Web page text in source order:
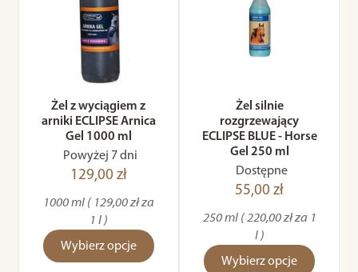
Żel z wyciągiem z
arniki ECLIPSE Arnica
Gel 1000 ml
Powyżej 7 dni
129,00 zł
1000 ml ( 129,00 zł za
1 l )
Wybierz opcje
Żel silnie
rozgrzewający
ECLIPSE BLUE - Horse
Gel 250 ml
Dostępne
55,00 zł
250 ml ( 220,00 zł za 1
l )
Wybierz opcje